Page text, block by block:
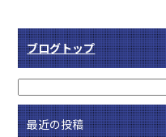
ブログトップ
最近の投稿